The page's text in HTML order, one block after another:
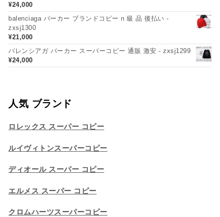
¥24,000
balenciaga パーカー ブランドコピー n 級 品 後払い -
zxsj1300
¥21,000
バレンシアガ パーカー スーパーコピー 通販 激安 - zxsj1299
¥24,000
人気 ブランド
ロレックス スーパー コピー
ルイヴィトンスーパーコピー
ディオール スーパー コピー
エルメス スーパー コピー
クロムハーツスーパーコピー